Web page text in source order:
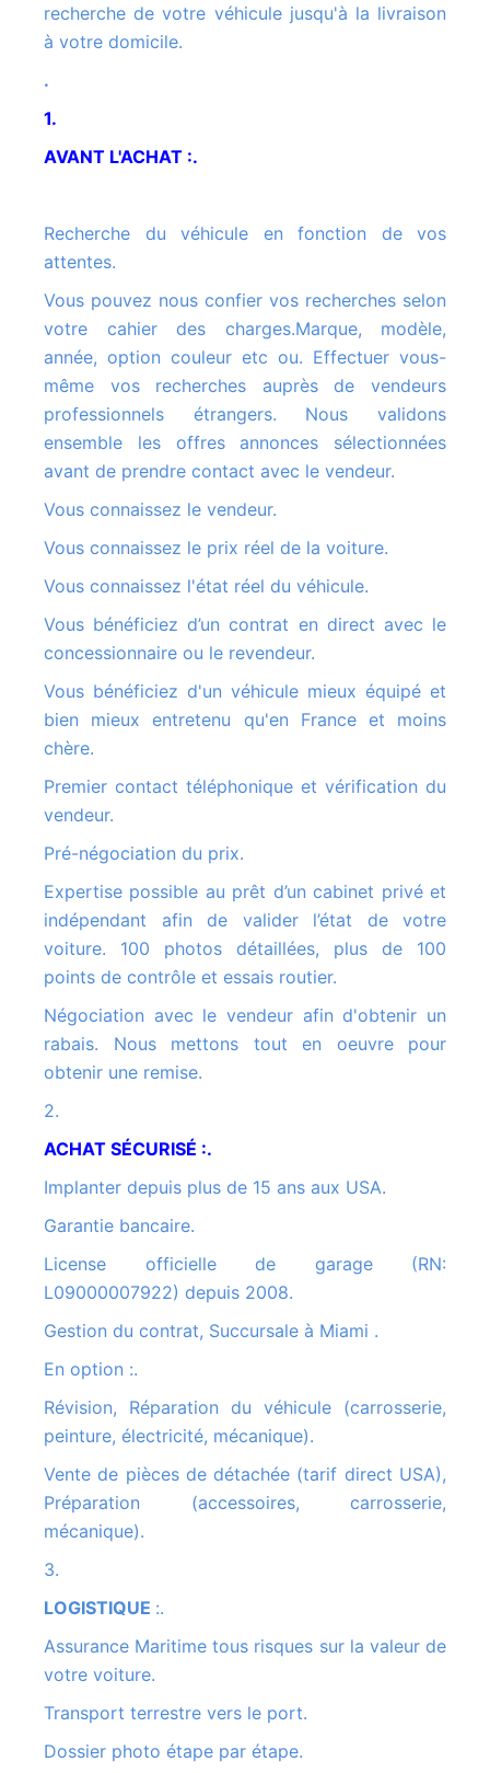
recherche de votre véhicule jusqu'à la livraison
à votre domicile.
.
1.
AVANT L'ACHAT :.
Recherche du véhicule en fonction de vos
attentes.
Vous pouvez nous confier vos recherches selon
votre cahier des charges.Marque, modèle,
année, option couleur etc ou. Effectuer vous-
même vos recherches auprès de vendeurs
professionnels étrangers. Nous validons
ensemble les offres annonces sélectionnées
avant de prendre contact avec le vendeur.
Vous connaissez le vendeur.
Vous connaissez le prix réel de la voiture.
Vous connaissez l'état réel du véhicule.
Vous bénéficiez d’un contrat en direct avec le
concessionnaire ou le revendeur.
Vous bénéficiez d'un véhicule mieux équipé et
bien mieux entretenu qu'en France et moins
chère.
Premier contact téléphonique et vérification du
vendeur.
Pré-négociation du prix.
Expertise possible au prêt d’un cabinet privé et
indépendant afin de valider l’état de votre
voiture. 100 photos détaillées, plus de 100
points de contrôle et essais routier.
Négociation avec le vendeur afin d'obtenir un
rabais. Nous mettons tout en oeuvre pour
obtenir une remise.
2.
ACHAT SÉCURISÉ :.
Implanter depuis plus de 15 ans aux USA.
Garantie bancaire.
License officielle de garage (RN:
L09000007922) depuis 2008.
Gestion du contrat, Succursale à Miami .
En option :.
Révision, Réparation du véhicule (carrosserie,
peinture, électricité, mécanique).
Vente de pièces de détachée (tarif direct USA),
Préparation (accessoires, carrosserie,
mécanique).
3.
LOGISTIQUE :.
Assurance Maritime tous risques sur la valeur de
votre voiture.
Transport terrestre vers le port.
Dossier photo étape par étape.